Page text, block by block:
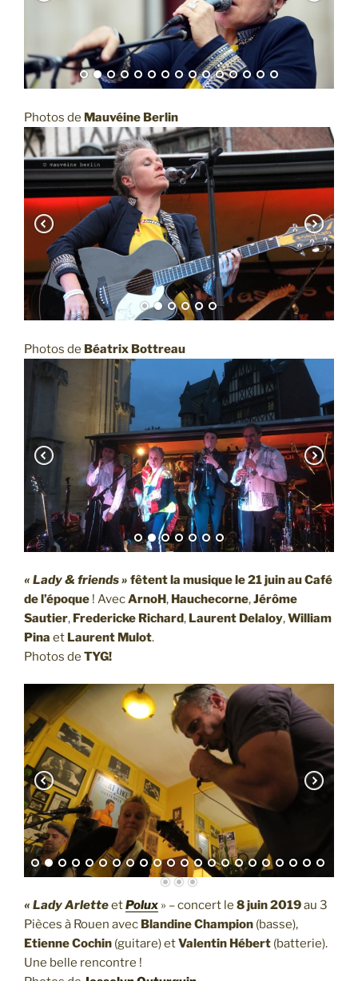
Photos de Mauvéine Berlin
Photos de Béatrix Bottreau
« Lady & friends » fêtent la musique le 21 juin au Café
de l’époque ! AvecArnoH, Hauchecorne,Jérôme
Sautier, Fredericke Richard, Laurent Delaloy,William
Pina et Laurent Mulot.
Photos de TYG!
« Lady ArletteetPolux » – concert le 8 juin 2019au 3
Pièces à Rouen avec Blandine Champion (basse),
Etienne Cochin (guitare) etValentin Hébert (batterie).
Une belle rencontre !